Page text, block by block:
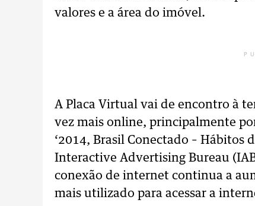
valores e a área do imóvel.
A Placa Virtual vai de encontro à
vez mais online, principalmente
‘2014, Brasil Conectado – Hábitos
Interactive Advertising Bureau
conexão de internet continua a
mais utilizado para acessar a